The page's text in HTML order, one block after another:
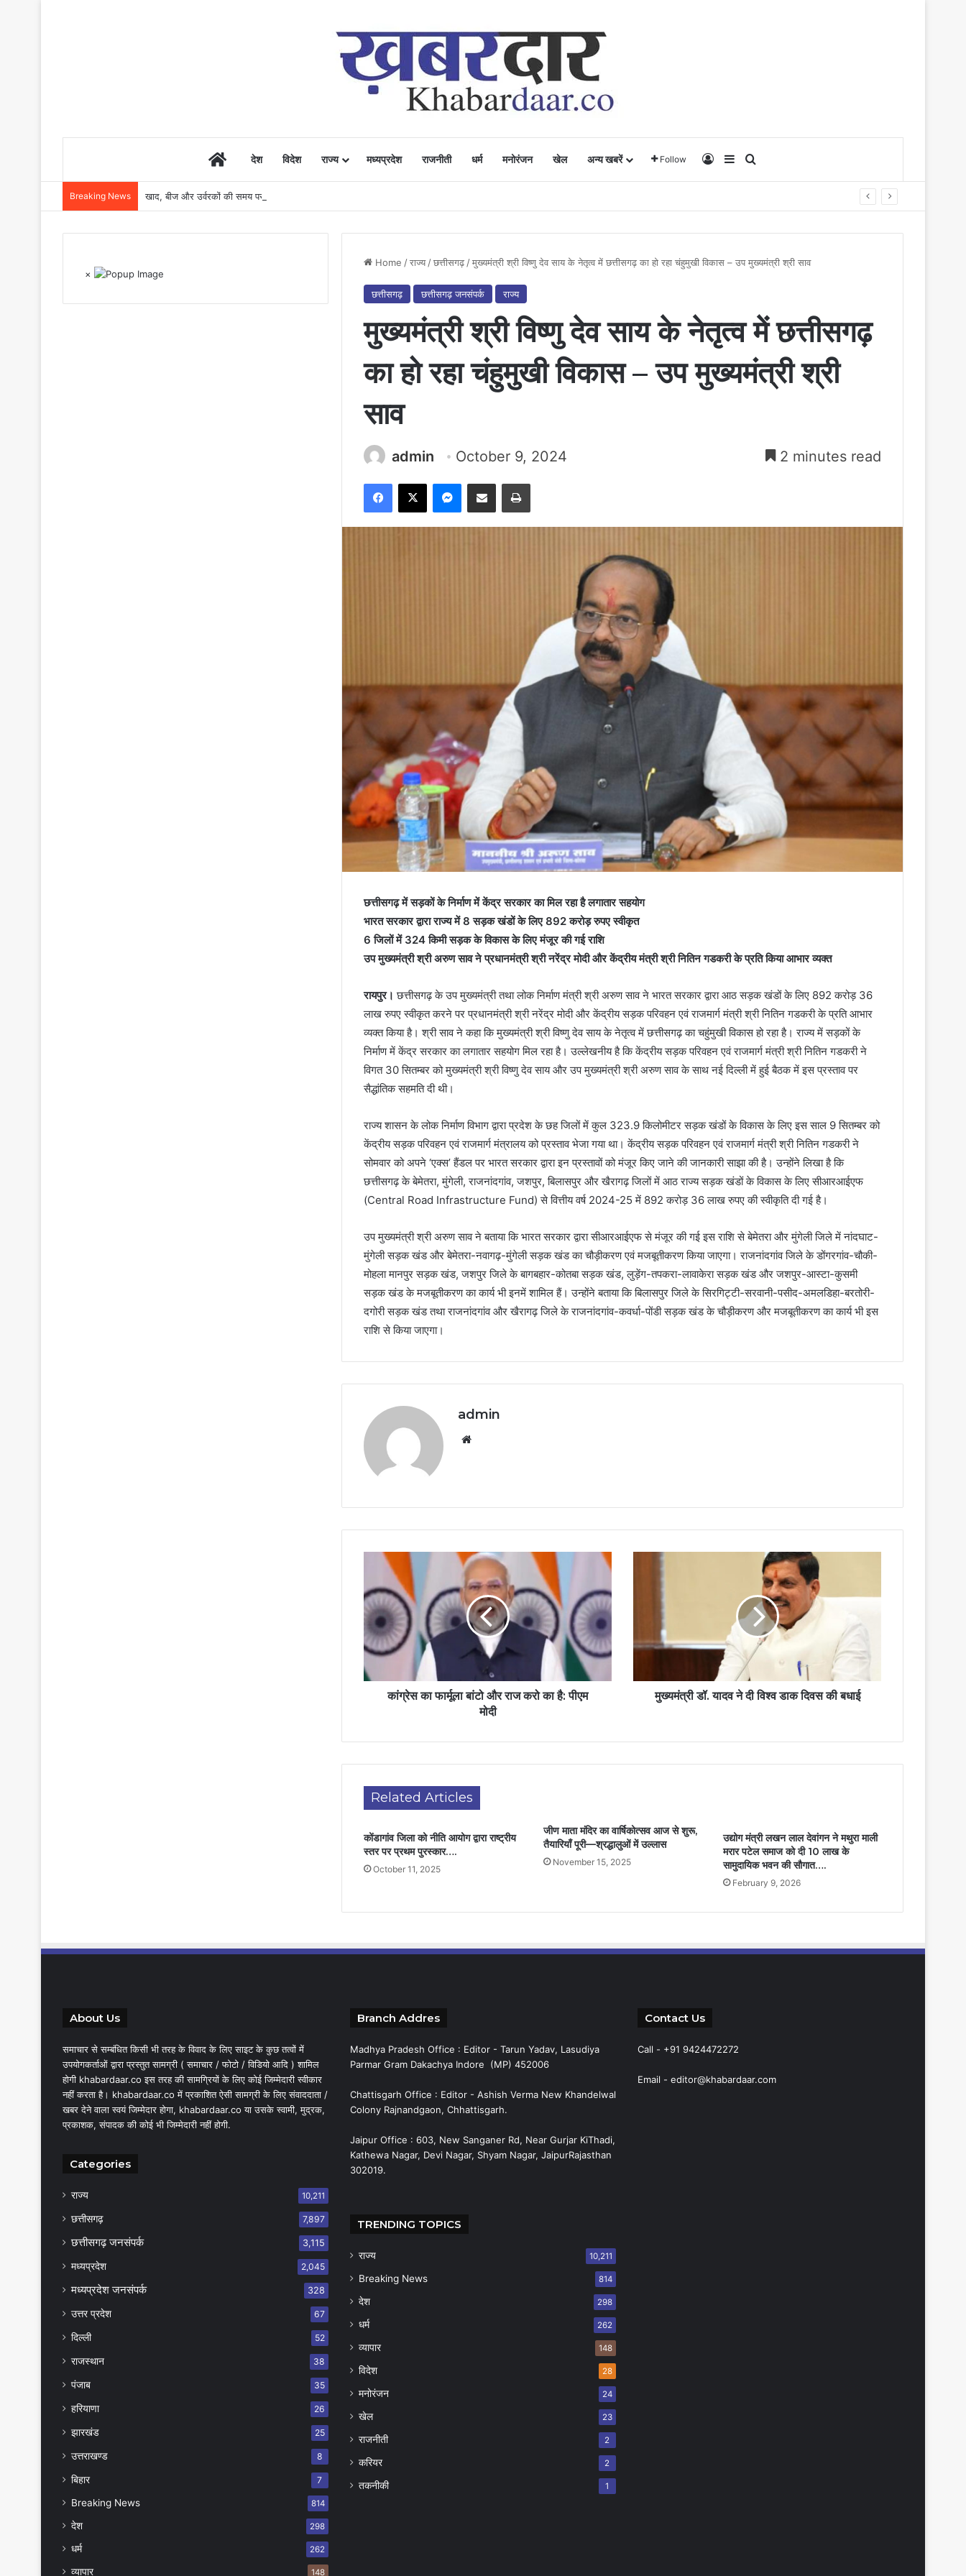
Homeदेश विदेश राज्य मध्यप्रदेश राजनीती धर्म मनोरंजन खेल अन्य खबरें Follow Log InSidebar
Breaking News खाद, बीज और उर्वरकों की समय पर उपलब्धता से किसानों में उत्साह, नैनो डीएपी और नैनो यूरिया बने किसानों के भरोसेमंद कृषि साथी…..
Home /राज्य /छत्तीसगढ़ /मुख्यमंत्री श्री विष्णु देव साय के नेतृत्व में छत्तीसगढ़ का हो रहा चंहुमुखी विकास – उप मुख्यमंत्री श्री साव
छत्तीसगढ़ छत्तीसगढ़ जनसंपर्क राज्य
मुख्यमंत्री श्री विष्णु देव साय के नेतृत्व में छत्तीसगढ़
का हो रहा चंहुमुखी विकास – उप मुख्यमंत्री श्री
साव
admin October 9, 2024 2 minutes read
Facebook
X Messenger
Share via Email Print
छत्तीसगढ़ में सड़कों के निर्माण में केंद्र सरकार का मिल रहा है लगातार सहयोग
भारत सरकार द्वारा राज्य में 8 सड़क खंडों के लिए 892 करोड़ रुपए स्वीकृत
6 जिलों में 324 किमी सड़क के विकास के लिए मंजूर की गई राशि
उप मुख्यमंत्री श्री अरुण साव ने प्रधानमंत्री श्री नरेंद्र मोदी और केंद्रीय मंत्री श्री नितिन गडकरी के प्रति किया आभार व्यक्त
रायपुर। छत्तीसगढ़ के उप मुख्यमंत्री तथा लोक निर्माण मंत्री श्री अरुण साव ने भारत सरकार द्वारा आठ सड़क खंडों के लिए 892 करोड़ 36
लाख रुपए स्वीकृत करने पर प्रधानमंत्री श्री नरेंद्र मोदी और केंद्रीय सड़क परिवहन एवं राजमार्ग मंत्री श्री नितिन गडकरी के प्रति आभार
व्यक्त किया है। श्री साव ने कहा कि मुख्यमंत्री श्री विष्णु देव साय के नेतृत्व में छत्तीसगढ़ का चहुंमुखी विकास हो रहा है। राज्य में सड़कों के
निर्माण में केंद्र सरकार का लगातार सहयोग मिल रहा है। उल्लेखनीय है कि केंद्रीय सड़क परिवहन एवं राजमार्ग मंत्री श्री नितिन गडकरी ने
विगत 30 सितम्बर को मुख्यमंत्री श्री विष्णु देव साय और उप मुख्यमंत्री श्री अरुण साव के साथ नई दिल्ली में हुई बैठक में इस प्रस्ताव पर
सैद्धांतिक सहमति दी थी।
राज्य शासन के लोक निर्माण विभाग द्वारा प्रदेश के छह जिलों में कुल 323.9 किलोमीटर सड़क खंडों के विकास के लिए इस साल 9 सितम्बर को
केंद्रीय सड़क परिवहन एवं राजमार्ग मंत्रालय को प्रस्ताव भेजा गया था। केंद्रीय सड़क परिवहन एवं राजमार्ग मंत्री श्री नितिन गडकरी ने
सोमवार को अपने ‘एक्स’ हैंडल पर भारत सरकार द्वारा इन प्रस्तावों को मंजूर किए जाने की जानकारी साझा की है। उन्होंने लिखा है कि
छत्तीसगढ़ के बेमेतरा, मुंगेली, राजनांदगांव, जशपुर, बिलासपुर और खैरागढ़ जिलों में आठ राज्य सड़क खंडों के विकास के लिए सीआरआईएफ
(Central Road Infrastructure Fund) से वित्तीय वर्ष 2024-25 में 892 करोड़ 36 लाख रुपए की स्वीकृति दी गई है।
उप मुख्यमंत्री श्री अरुण साव ने बताया कि भारत सरकार द्वारा सीआरआईएफ से मंजूर की गई इस राशि से बेमेतरा और मुंगेली जिले में नांदघाट-
मुंगेली सड़क खंड और बेमेतरा-नवागढ़-मुंगेली सड़क खंड का चौड़ीकरण एवं मजबूतीकरण किया जाएगा। राजनांदगांव जिले के डोंगरगांव-चौकी-
मोहला मानपुर सड़क खंड, जशपुर जिले के बागबहार-कोतबा सड़क खंड, लुड़ेंग-तपकरा-लावाकेरा सड़क खंड और जशपुर-आस्टा-कुसमी
सड़क खंड के मजबूतीकरण का कार्य भी इनमें शामिल हैं। उन्होंने बताया कि बिलासपुर जिले के सिरगिट्टी-सरवानी-पसीद-अमलडिहा-बरतोरी-
दगोरी सड़क खंड तथा राजनांदगांव और खैरागढ़ जिले के राजनांदगांव-कवर्धा-पोंडी सड़क खंड के चौड़ीकरण और मजबूतीकरण का कार्य भी इस
राशि से किया जाएगा।
admin
कांग्रेस का फार्मूला बांटो और राज करो का है: पीएम
मोदी
मुख्यमंत्री डॉ. यादव ने दी विश्व डाक दिवस की बधाई
Related Articles
कोंडागांव जिला को नीति आयोग द्वारा राष्ट्रीय
स्तर पर प्रथम पुरस्कार….
October 11, 2025
जीण माता मंदिर का वार्षिकोत्सव आज से शुरू,
तैयारियाँ पूरी—श्रद्धालुओं में उल्लास
November 15, 2025
उद्योग मंत्री लखन लाल देवांगन ने मथुरा माली
मरार पटेल समाज को दी 10 लाख के
सामुदायिक भवन की सौगात….
February 9, 2026
×
About Us
समाचार से सम्बंधित किसी भी तरह के विवाद के लिए साइट के कुछ तत्वों में
उपयोगकर्ताओं द्वारा प्रस्तुत सामग्री ( समाचार / फोटो / विडियो आदि ) शामिल
होगी khabardaar.co इस तरह की सामग्रियों के लिए कोई जिम्मेदारी स्वीकार
नहीं करता है। khabardaar.co में प्रकाशित ऐसी सामग्री के लिए संवाददाता /
खबर देने वाला स्वयं जिम्मेदार होगा, khabardaar.co या उसके स्वामी, मुद्रक,
प्रकाशक, संपादक की कोई भी जिम्मेदारी नहीं होगी.
Categories
राज्य 10,211
छत्तीसगढ़ 7,897
छत्तीसगढ़ जनसंपर्क 3,115
मध्यप्रदेश 2,045
मध्यप्रदेश जनसंपर्क 328
उत्तर प्रदेश 67
दिल्ली 52
राजस्थान 38
पंजाब 35
हरियाणा 26
झारखंड 25
उत्तराखण्ड 8
बिहार 7
Breaking News 814
देश 298
धर्म 262
व्यापार 148
Branch Addres
Madhya Pradesh Office : Editor - Tarun Yadav, Lasudiya
Parmar Gram Dakachya Indore (MP) 452006
Chattisgarh Office : Editor - Ashish Verma New Khandelwal
Colony Rajnandgaon, Chhattisgarh.
Jaipur Office : 603, New Sanganer Rd, Near Gurjar KiThadi,
Kathewa Nagar, Devi Nagar, Shyam Nagar, JaipurRajasthan
302019.
TRENDING TOPICS
राज्य 10,211
Breaking News 814
देश 298
धर्म 262
व्यापार 148
विदेश 28
मनोरंजन 24
खेल 23
राजनीती 2
करियर 2
तकनीकी 1
Contact Us
Call - +91 9424472272
Email - editor@khabardaar.com